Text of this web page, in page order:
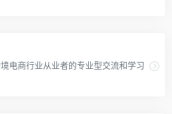
电商行业从业者的专业型交流和学习